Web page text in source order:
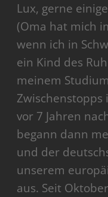
Lux, gerne
(Oma hat mich
wenn ich in
ein Kind des
meinem
Zwischenstopps
vor 7 Jahren
begann dann
und der
unserem
aus. Seit